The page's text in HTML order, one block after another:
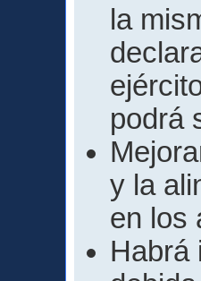
la
podrá
y la
en los
Habrá